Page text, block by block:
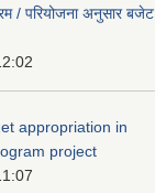
/ परियोजना अनुसार बजेट
appropriation in
project